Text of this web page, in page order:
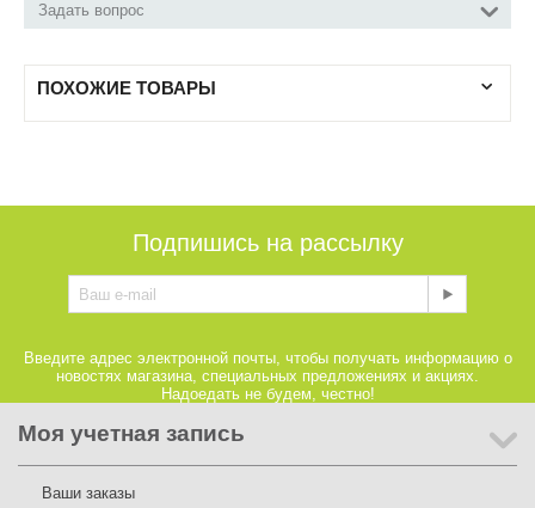
Задать вопрос
ПОХОЖИЕ ТОВАРЫ
Подпишись на рассылку
Введите адрес электронной почты, чтобы получать информацию о
новостях магазина, специальных предложениях и акциях.
Надоедать не будем, честно!
Моя учетная запись
Ваши заказы